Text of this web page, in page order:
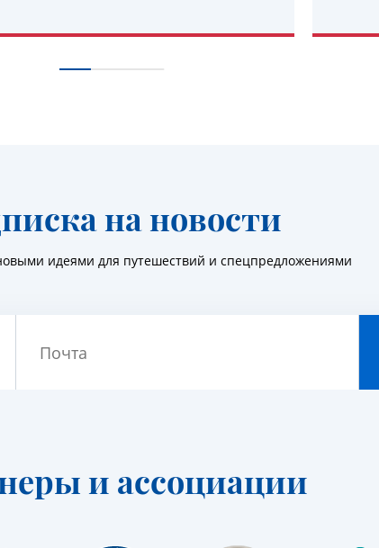
УЗНАТЬ ПОДРОБНЕЕ
на новости
идеями для путешествий и спецпредложениями
Почта
и ассоциации